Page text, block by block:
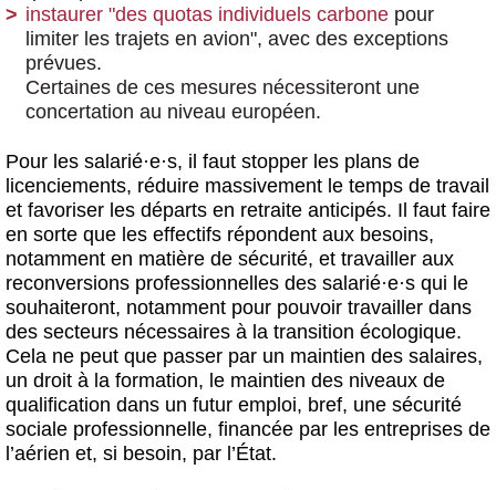
instaurer "des quotas individuels carbone pour
limiter les trajets en avion", avec des exceptions
prévues.
Certaines de ces mesures nécessiteront une
concertation au niveau européen.
Pour les salarié·e·s, il faut stopper les plans de
licenciements, réduire massivement le temps de travail
et favoriser les départs en retraite anticipés. Il faut faire
en sorte que les effectifs répondent aux besoins,
notamment en matière de sécurité, et travailler aux
reconversions professionnelles des salarié·e·s qui le
souhaiteront, notamment pour pouvoir travailler dans
des secteurs nécessaires à la transition écologique.
Cela ne peut que passer par un maintien des salaires,
un droit à la formation, le maintien des niveaux de
qualification dans un futur emploi, bref, une sécurité
sociale professionnelle, financée par les entreprises de
l’aérien et, si besoin, par l’État.